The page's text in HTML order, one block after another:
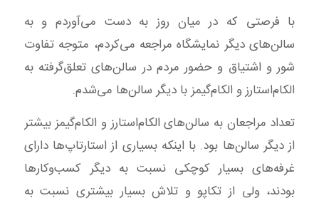
با فرصتی که در میان روز به دست می‌آوردم و به
سالن‌های دیگر نمایشگاه مراجعه می‌کردم، متوجه تفاوت
شور و اشتیاق و حضور مردم در سالن‌های تعلق‌گرفته به
الکام‌استارز و الکام‌گیمز با دیگر سالن‌ها می‌شدم.
تعداد مراجعان به سالن‌های الکام‌استارز و الکام‌گیمز بیشتر
از دیگر سالن‌ها بود. با اینکه بسیاری از استارتاپ‌ها دارای
غرفه‌های بسیار کوچکی نسبت به دیگر کسب‌وکارها
بودند، ولی از تکاپو و تلاش بسیار بیشتری نسبت به